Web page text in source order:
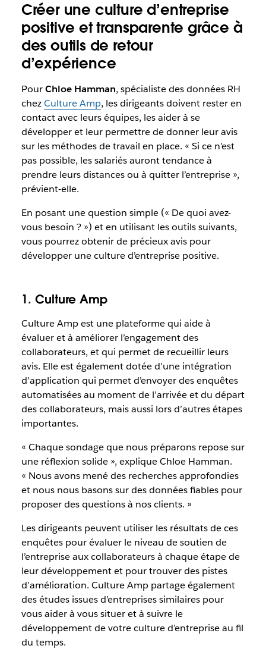
Créer une culture d’entreprise
positive et transparente grâce à
des outils de retour
d’expérience
PourChloe Hamman, spécialiste des données RH
chezCulture Amp, les dirigeants doivent rester en
contact avec leurs équipes, les aider à se
développer et leur permettre de donner leur avis
sur les méthodes de travail en place. « Si ce n’est
pas possible, les salariés auront tendance à
prendre leurs distances ou à quitter l’entreprise »,
prévient-elle.
En posant une question simple (« De quoi avez-
vous besoin ? ») et en utilisant les outils suivants,
vous pourrez obtenir de précieux avis pour
développer une culture d’entreprise positive.
1. Culture Amp
Culture Amp est une plateforme qui aide à
évaluer et à améliorer l’engagement des
collaborateurs, et qui permet de recueillir leurs
avis. Elle est également dotée d’une intégration
d’application qui permet d’envoyer des enquêtes
automatisées au moment de l’arrivée et du départ
des collaborateurs, mais aussi lors d’autres étapes
importantes.
« Chaque sondage que nous préparons repose sur
une réflexion solide », explique Chloe Hamman.
« Nous avons mené des recherches approfondies
et nous nous basons sur des données fiables pour
proposer des questions à nos clients. »
Les dirigeants peuvent utiliser les résultats de ces
enquêtes pour évaluer le niveau de soutien de
l’entreprise aux collaborateurs à chaque étape de
leur développement et pour trouver des pistes
d’amélioration. Culture Amp partage également
des études issues d’entreprises similaires pour
vous aider à vous situer et à suivre le
développement de votre culture d’entreprise au fil
du temps.